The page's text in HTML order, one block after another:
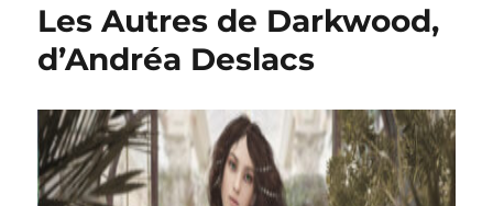
Les Autres de Darkwood,
d’Andréa Deslacs